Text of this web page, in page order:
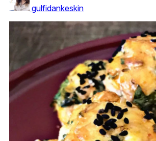
gulfidankeskin